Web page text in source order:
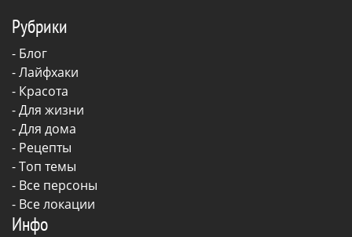
Рубрики
- Блог
-Лайфхаки
- Красота
-Для жизни
-Для дома
- Рецепты
- Топ темы
- Все персоны
- Все локации
Инфо